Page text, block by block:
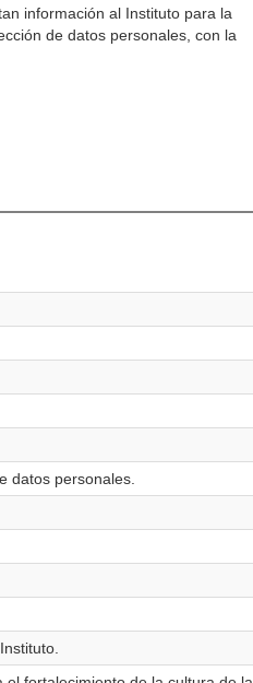
información al Instituto para la
de datos personales, con la
datos personales.